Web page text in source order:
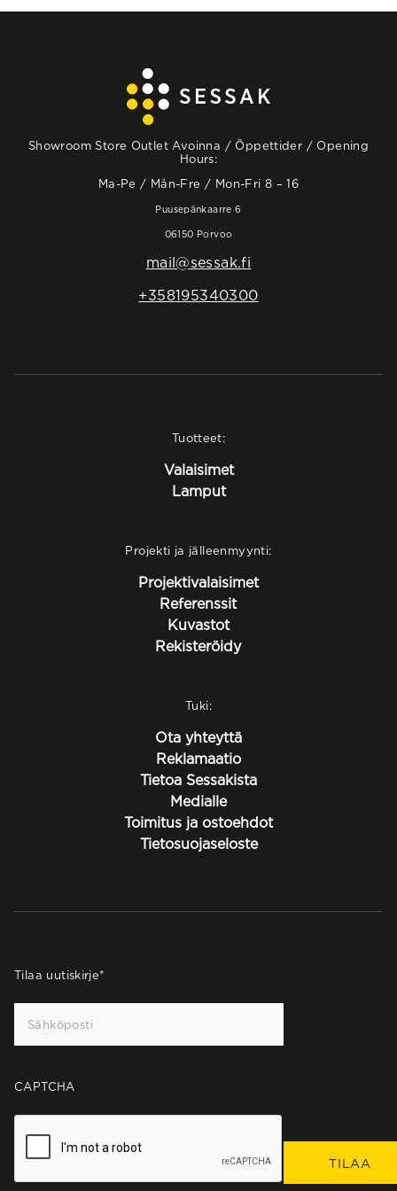
Showroom Store Outlet Avoinna / Öppettider / Opening
Hours:
Ma-Pe / Mån-Fre / Mon-Fri 8 – 16
Puusepänkaarre 6
06150 Porvoo
mail@sessak.fi
+358195340300
Tuotteet:
Valaisimet
Lamput
Projekti ja jälleenmyynti:
Projektivalaisimet
Referenssit
Kuvastot
Rekisteröidy
Tuki:
Ota yhteyttä
Reklamaatio
Tietoa Sessakista
Medialle
Toimitus ja ostoehdot
Tietosuojaseloste
Tilaa uutiskirje*
CAPTCHA